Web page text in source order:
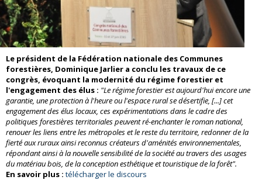
Le président de la Fédération nationale des Communes
forestières, Dominique Jarlier a conclu les travaux de ce
congrès, évoquant la modernité du régime forestier et
l'engagement des élus : "Le régime forestier est aujourd'hui encore une
garantie, une protection à l'heure ou l'espace rural se désertifie, [...] cet
engagement des élus locaux, ces expérimentations dans le cadre des
politiques forestières territoriales peuvent ré-enchanter le roman national,
renouer les liens entre les métropoles et le reste du territoire, redonner de la
fierté aux ruraux ainsi reconnus créateurs d'aménités environnementales,
répondant ainsi à la nouvelle sensibilité de la société au travers des usages
du matériau bois, de la conception esthétique et touristique de la forêt".
En savoir plus : télécharger le discours